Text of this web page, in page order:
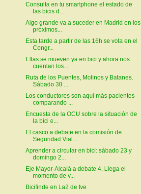
Consulta en tu smartphone el estado de
las bicis d...
Algo grande va a suceder en Madrid en los
próximos...
Esta tarde a partir de las 16h se vota en el
Congr...
Ellas se mueven ya en bici y ahora nos
cuentan los...
Ruta de los Puentes, Molinos y Batanes.
Sábado 30 ...
Los conductores son aquí más pacientes
comparando ...
Encuesta de la OCU sobre la situación de
la bici e...
El casco a debate en la comisión de
Seguridad Vial...
Aprender a circular en bici: sábado 23 y
domingo 2...
Eje Mayor-Alcalá a debate 4. Llega el
momento de v...
Bicifinde en La2 de tve